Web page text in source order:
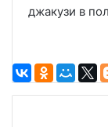
джакузи в